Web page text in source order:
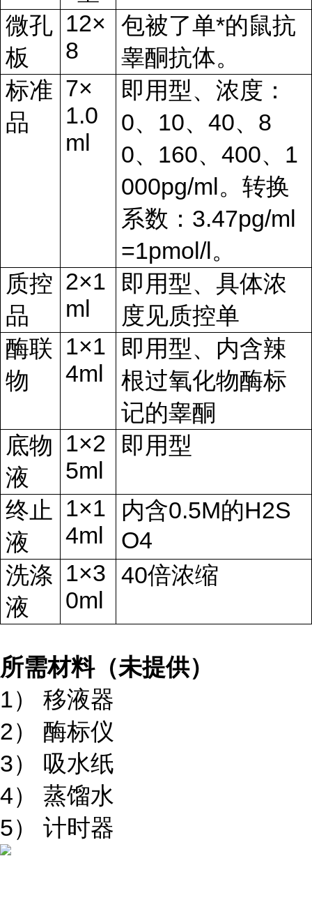
微孔
板
12×
8
包被了单*的鼠抗
睾酮抗体。
标准
品
7×
1.0
ml
即用型、浓度：
0、10、40、8
0、160、400、1
000pg/ml。转换
系数：3.47pg/ml
=1pmol/l。
质控
品
2×1
ml
即用型、具体浓
度见质控单
酶联
物
1×1
4ml
即用型、内含辣
根过氧化物酶标
记的睾酮
底物
液
1×2
5ml
即用型
终止
液
1×1
4ml
内含0.5M的H2S
O4
洗涤
液
1×3
0ml
40倍浓缩
所需材料（未提供）
1） 移液器
2） 酶标仪
3） 吸水纸
4） 蒸馏水
5） 计时器